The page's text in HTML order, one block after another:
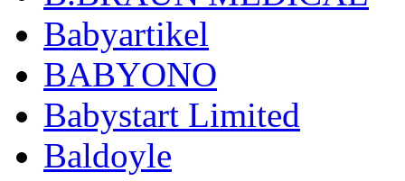
Babyartikel
BABYONO
Babystart Limited
Baldoyle